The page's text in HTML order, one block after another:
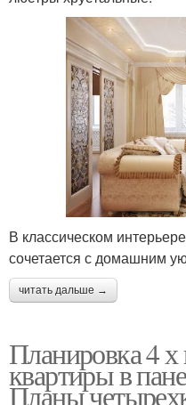
В классическом
сочетается с домашним
читать дальше →
Планировка 4 х
квартиры в
Планы